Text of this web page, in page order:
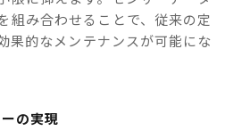
組み合わせることで、従来の定
果的なメンテナンスが可能にな
の実現